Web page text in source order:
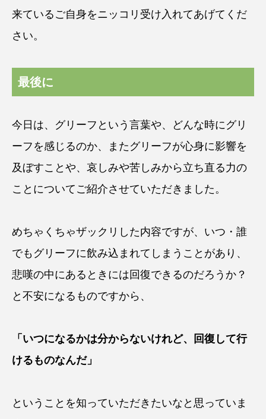
来ているご自身をニッコリ受け入れてあげてくだ
さい。
最後に
今日は、グリーフという言葉や、どんな時にグリ
ーフを感じるのか、またグリーフが心身に影響を
及ぼすことや、哀しみや苦しみから立ち直る力の
ことについてご紹介させていただきました。
めちゃくちゃザックリした内容ですが、いつ・誰
でもグリーフに飲み込まれてしまうことがあり、
悲嘆の中にあるときには回復できるのだろうか？
と不安になるものですから、
「いつになるかは分からないけれど、回復して行
けるものなんだ」
ということを知っていただきたいなと思っていま